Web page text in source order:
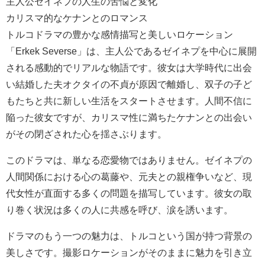
カリスマ的なケナンとのロマンス
トルコドラマの豊かな感情描写と美しいロケーション
「Erkek Severse」は、主人公であるゼイネプを中心に展開
される感動的でリアルな物語です。彼女は大学時代に出会
い結婚した夫オクタイの不貞が原因で離婚し、双子の子ど
もたちと共に新しい生活をスタートさせます。人間不信に
陥った彼女ですが、カリスマ性に満ちたケナンとの出会い
がその閉ざされた心を揺さぶります。
このドラマは、単なる恋愛物ではありません。ゼイネプの
人間関係における心の葛藤や、元夫との親権争いなど、現
代女性が直面する多くの問題を描写しています。彼女の取
り巻く状況は多くの人に共感を呼び、涙を誘います。
ドラマのもう一つの魅力は、トルコという国が持つ背景の
美しさです。撮影ロケーションがそのままに魅力を引き立